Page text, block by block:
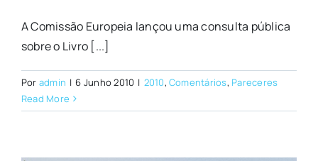
A Comissão Europeia lançou uma consulta pública
sobre o Livro [...]
Por admin | 6 Junho 2010 | 2010,Comentários, Pareceres
Read More